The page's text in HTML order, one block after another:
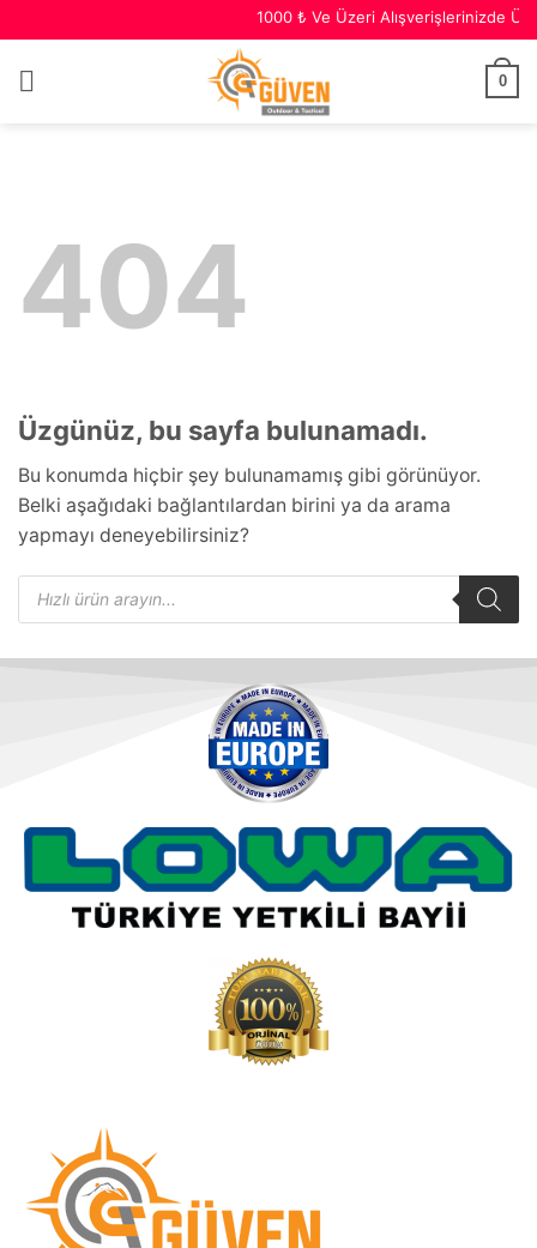
1000 ₺ Ve Üzeri Alışverişlerinizde
0
404
Üzgünüz, bu sayfa bulunamadı.
Bu konumda hiçbir şey bulunamamış gibi görünüyor.
Belki aşağıdaki bağlantılardan birini ya da arama
yapmayı deneyebilirsiniz?